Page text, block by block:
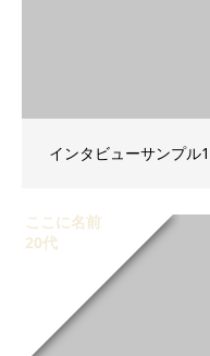
インタビューサンプル1
ここに名前
20代